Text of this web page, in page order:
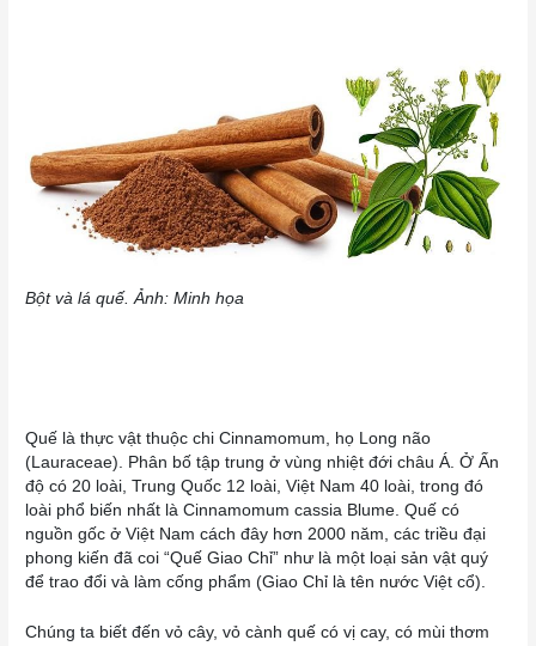
​Bột và lá quế. Ảnh: Minh họa
Quế là thực vật thuộc chi Cinnamomum, họ Long não
(Lauraceae). Phân bố tập trung ở vùng nhiệt đới châu Á. Ở Ấn
độ có 20 loài, Trung Quốc 12 loài, Việt Nam 40 loài, trong đó
loài phổ biến nhất là Cinnamomum cassia Blume. Quế có
nguồn gốc ở Việt Nam cách đây hơn 2000 năm, các triều đại
phong kiến đã coi “Quế Giao Chỉ” như là một loại sản vật quý
để trao đổi và làm cống phẩm (Giao Chỉ là tên nước Việt cổ).
Chúng ta biết đến vỏ cây, vỏ cành quế có vị cay, có mùi thơm